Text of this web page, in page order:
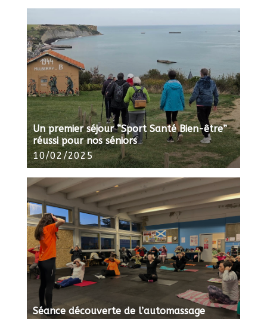
Un premier séjour “Sport Santé Bien-être”
réussi pour nos séniors
10/02/2025
Séance découverte de l’automassage